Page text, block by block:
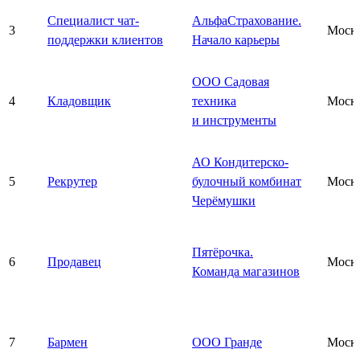
3
Специалист чат-
поддержки клиентов
АльфаСтрахование.
Начало карьеры
4 Кладовщик
ООО Садовая
техника
и инструменты
5 Рекрутер
АО Кондитерско-
булочный комбинат
Черёмушки
6 Продавец
Пятёрочка.
Команда магазинов
7 Бармен ООО Гранде